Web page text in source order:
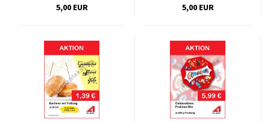
5,00 EUR 5,00 EUR